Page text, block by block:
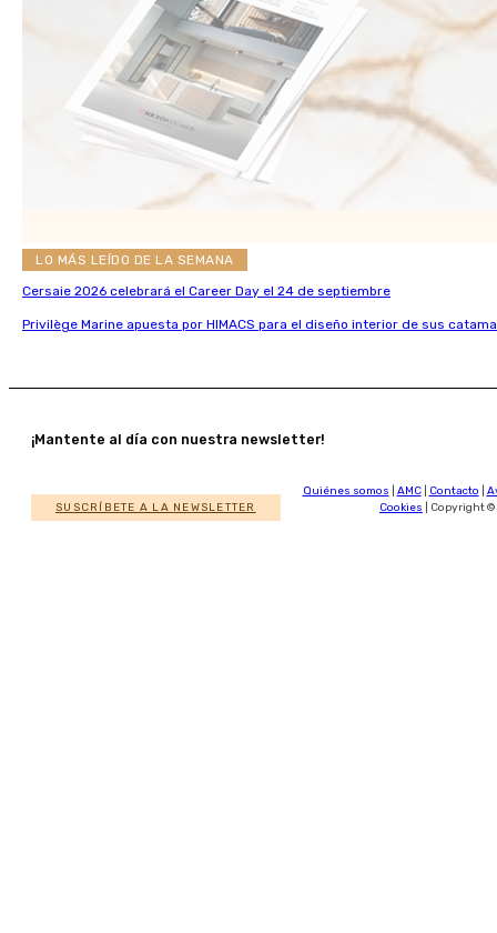
LO MÁS LEÍDO DE LA SEMANA
Cersaie 2026 celebrará el Career Day el 24 de septiembre
Privilège Marine apuesta por HIMACS para el diseño interior de sus
¡Mantente al día con nuestra newsletter!
SUSCRÍBETE A LA NEWSLETTER
Quiénes somos AMC| Contacto
Cookies | Copyright